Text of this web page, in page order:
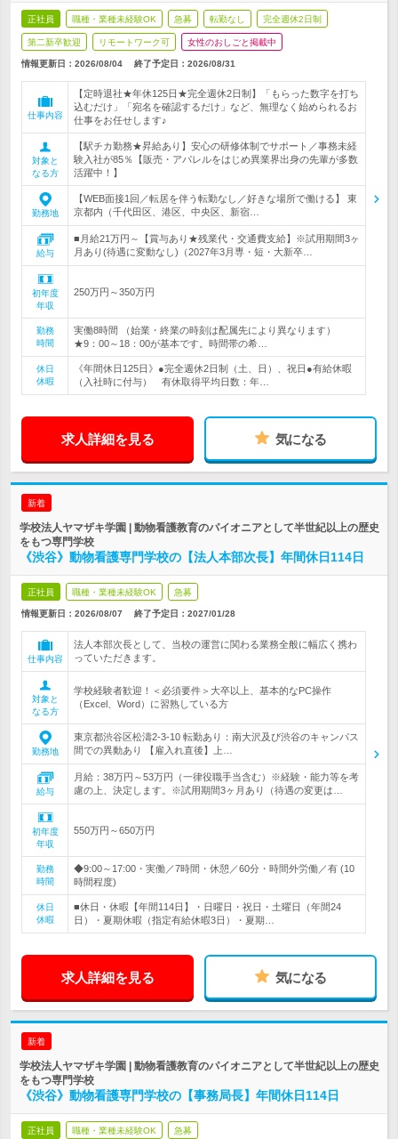
正社員 職種・業種未経験OK 急募 転勤なし 完全週休2日制
第二新卒歓迎 リモートワーク可 女性のおしごと掲載中
情報更新日：2026/08/04 終了予定日： 2026/08/31
仕事内容
【定時退社★年休125日★完全週休2日制】「もらった数字を打ち
込むだけ」「宛名を確認するだけ」など、無理なく始められるお
仕事をお任せします♪
対象と
なる方
【駅チカ勤務★昇給あり】安心の研修体制でサポート／事務未経
験入社が85％【販売・アパレルをはじめ異業界出身の先輩が多数
活躍中！】
勤務地
【WEB面接1回／転居を伴う転勤なし／好きな場所で働ける】 東
京都内（千代田区、港区、中央区、新宿…
給与
■月給21万円～【賞与あり★残業代・交通費支給】※試用期間3ヶ
月あり(待遇に変動なし)（2027年3月専・短・大新卒…
初年度
年収
250万円～350万円
勤務
時間
実働8時間 （始業・終業の時刻は配属先により異なります）
★9：00～18：00が基本です。時間帯の希…
休日
休暇
《年間休日125日》●完全週休2日制（土、日）、祝日●有給休暇
（入社時に付与） 有休取得平均日数：年…
求人詳細を見る 気になる
新着
学校法人ヤマザキ学園 | 動物看護教育のパイオニアとして半世紀以上の歴史
をもつ専門学校
《渋谷》動物看護専門学校の【法人本部次長】年間休日114日
正社員 職種・業種未経験OK 急募
情報更新日：2026/08/07 終了予定日： 2027/01/28
仕事内容
法人本部次長として、当校の運営に関わる業務全般に幅広く携わ
っていただきます。
対象と
なる方
学校経験者歓迎！＜必須要件＞大卒以上、基本的なPC操作
（Excel、Word）に習熟している方
勤務地
東京都渋谷区松濤2-3-10 転勤あり：南大沢及び渋谷のキャンパス
間での異動あり 【雇入れ直後】上…
給与
月給：38万円～53万円（一律役職手当含む）※経験・能力等を考
慮の上、決定します。※試用期間3ヶ月あり（待遇の変更は…
初年度
年収
550万円～650万円
勤務
時間
◆9:00～17:00・実働／7時間・休憩／60分・時間外労働／有 (10
時間程度)
休日
休暇
■休日・休暇【年間114日】・日曜日・祝日・土曜日（年間24
日）・夏期休暇（指定有給休暇3日）・夏期…
求人詳細を見る 気になる
新着
学校法人ヤマザキ学園 | 動物看護教育のパイオニアとして半世紀以上の歴史
をもつ専門学校
《渋谷》動物看護専門学校の【事務局長】年間休日114日
正社員 職種・業種未経験OK 急募